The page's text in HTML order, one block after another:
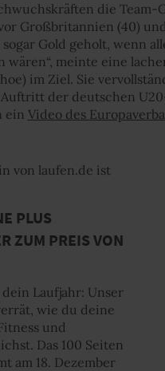
die Team-
Großbritannien (40)
Gold geholt, wenn
wären“, meinte eine
im Ziel. Sie
der deutschen
ein Video des
von laufen.de ist
PLUS
ZUM PREIS VON
Laufjahr: Unser
wie du deine
und
Das 100 Seiten
am 18. Dezember